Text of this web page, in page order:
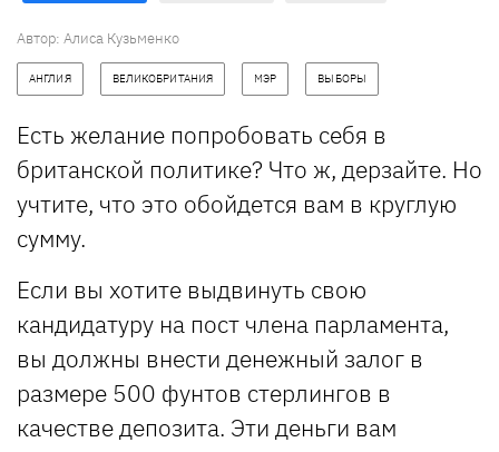
Автор: Алиса Кузьменко
АНГЛИЯ ВЕЛИКОБРИТАНИЯ МЭР ВЫБОРЫ
Есть желание попробовать себя в
британской политике? Что ж, дерзайте. Но
учтите, что это обойдется вам в круглую
сумму.
Если вы хотите выдвинуть свою
кандидатуру на пост члена парламента,
вы должны внести денежный залог в
размере 500 фунтов стерлингов в
качестве депозита. Эти деньги вам